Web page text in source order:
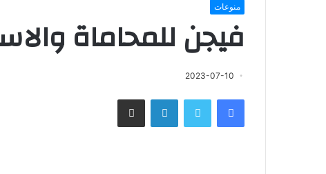
منوعات
فيجن للمحاماة
2023-07-10
فيسبوك تويتر لينكدإن مشاركة عبر البريد